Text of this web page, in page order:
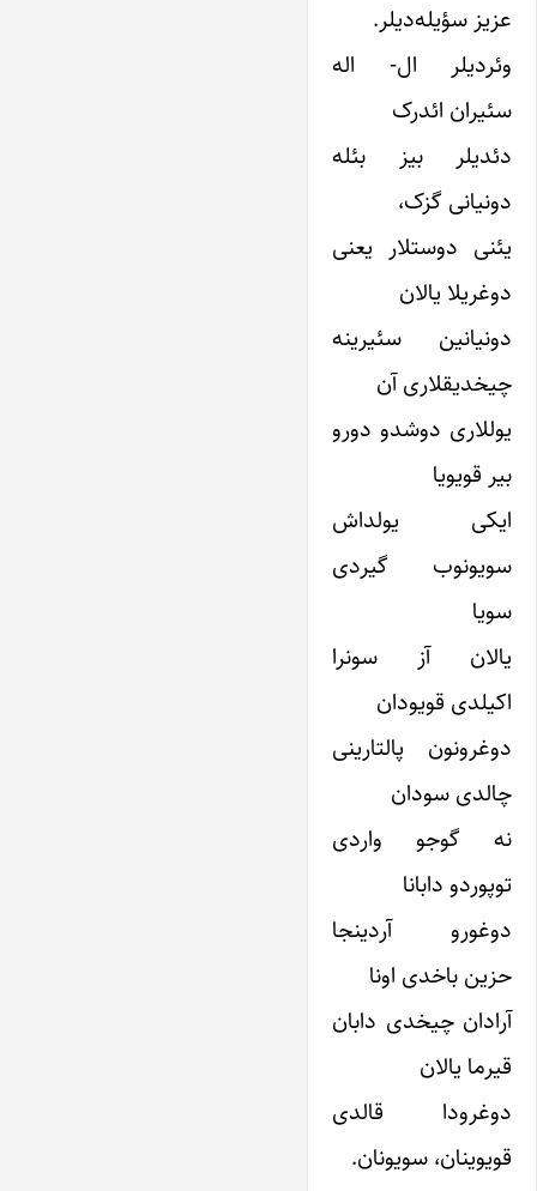
عزیز سؤیله‌دیلر.
وئردیلر ال- اله
سئیران ائدرک
دئدیلر بیز بئله
دونیانی گزک،
یئنی دوستلار یعنی
دوغریلا یالان
دونیانین سئیرینه
چیخدیقلاری آن
یوللاری دوشدو دورو
بیر قویویا
ایکی یولداش
سویونوب گیردی
سویا
یالان آز سونرا
اکیلدی قویودان
دوغرونون پالتارینی
چالدی سودان
نه گوجو واردی
توپوردو دابانا
دوغورو آردینجا
حزین باخدی اونا
آرادان چیخدی دابان
قیرما یالان
دوغرودا قالدی
قویوینان، سویونان.